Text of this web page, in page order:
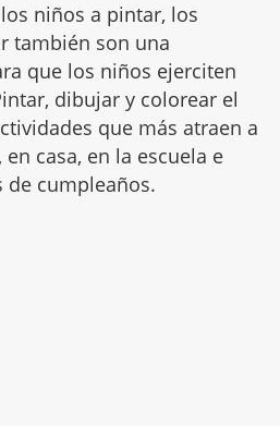
niños a pintar, los
también son una
que los niños ejerciten
dibujar y colorear el
que más atraen a
casa, en la escuela e
de cumpleaños.